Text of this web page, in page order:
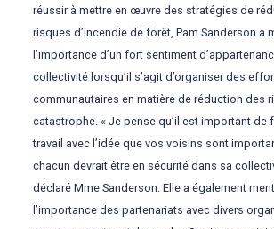
réussir à mettre en œuvre des stratégies de
risques d’incendie de forêt, Pam Sanderson a
l’importance d’un fort sentiment
collectivité lorsqu’il s’agit d’organiser des
communautaires en matière de réduction des
catastrophe. « Je pense qu’il est important de
travail avec l’idée que vos voisins sont
chacun devrait être en sécurité dans sa
déclaré Mme Sanderson. Elle a également
l’importance des partenariats avec divers